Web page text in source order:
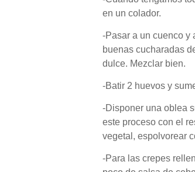
en un colador.
-Pasar a un cuenco y
buenas cucharadas
dulce. Mezclar bien.
-Batir 2 huevos y
-Disponer una oblea
este proceso con el
vegetal, espolvorear
-Para las crepes